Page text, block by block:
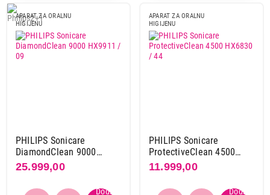
Obriši filtere
Primeni filtere
APARAT ZA ORALNU
HIGIJENU
PHILIPS Sonicare
DiamondClean 9000
HX9911 / 09
25.999,00
APARAT ZA ORALNU
HIGIJENU
PHILIPS Sonicare
ProtectiveClean 4500
HX6830 / 44
11.999,00